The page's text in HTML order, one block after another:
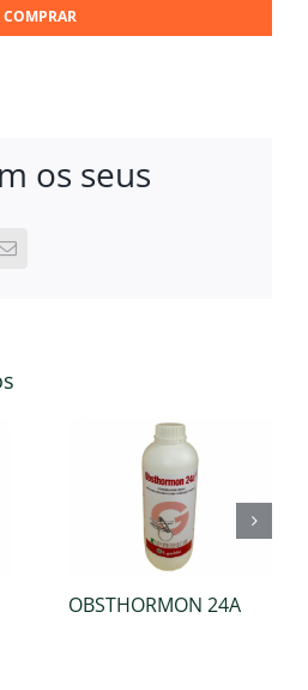
COMPRAR
os seus
Email
OBSTHORMON 24A